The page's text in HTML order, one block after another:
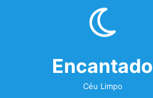
Encantado
Céu Limpo